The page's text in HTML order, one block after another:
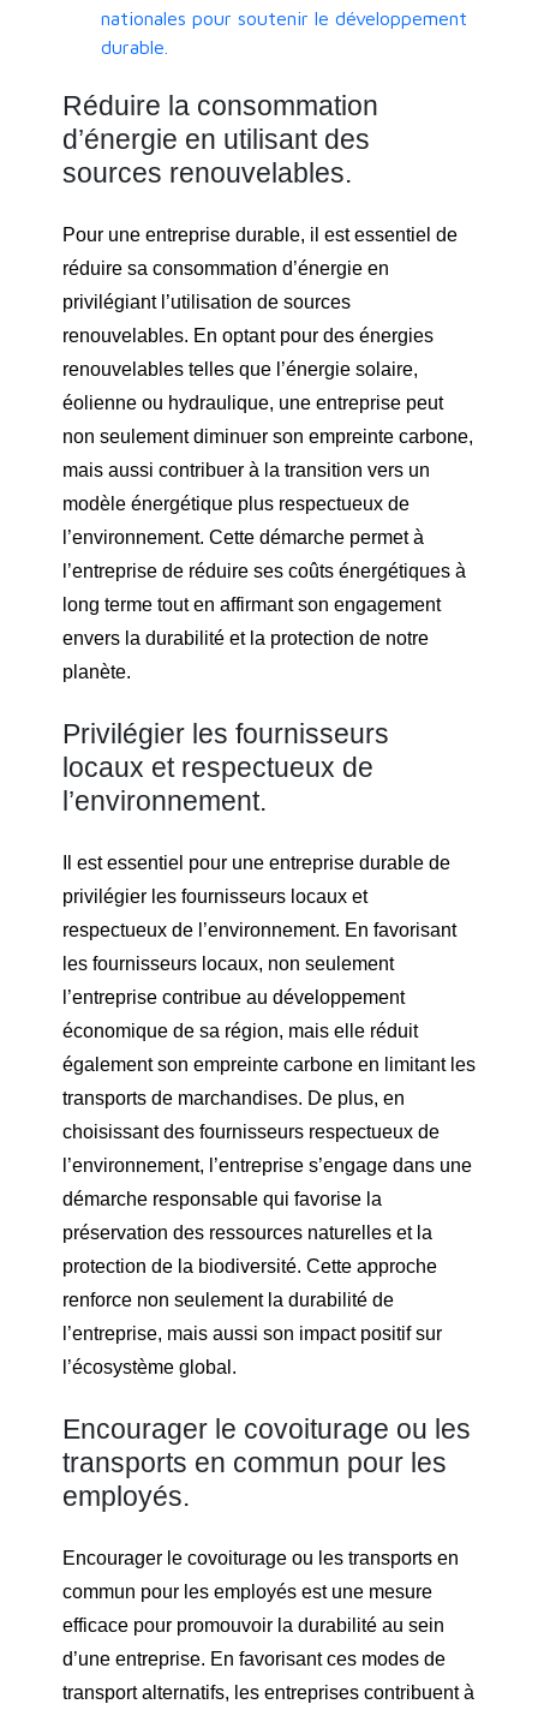
nationales pour soutenir le développement
durable.
Réduire la consommation
d’énergie en utilisant des
sources renouvelables.
Pour une entreprise durable, il est essentiel de
réduire sa consommation d’énergie en
privilégiant l’utilisation de sources
renouvelables. En optant pour des énergies
renouvelables telles que l’énergie solaire,
éolienne ou hydraulique, une entreprise peut
non seulement diminuer son empreinte carbone,
mais aussi contribuer à la transition vers un
modèle énergétique plus respectueux de
l’environnement. Cette démarche permet à
l’entreprise de réduire ses coûts énergétiques à
long terme tout en affirmant son engagement
envers la durabilité et la protection de notre
planète.
Privilégier les fournisseurs
locaux et respectueux de
l’environnement.
Il est essentiel pour une entreprise durable de
privilégier les fournisseurs locaux et
respectueux de l’environnement. En favorisant
les fournisseurs locaux, non seulement
l’entreprise contribue au développement
économique de sa région, mais elle réduit
également son empreinte carbone en limitant les
transports de marchandises. De plus, en
choisissant des fournisseurs respectueux de
l’environnement, l’entreprise s’engage dans une
démarche responsable qui favorise la
préservation des ressources naturelles et la
protection de la biodiversité. Cette approche
renforce non seulement la durabilité de
l’entreprise, mais aussi son impact positif sur
l’écosystème global.
Encourager le covoiturage ou les
transports en commun pour les
employés.
Encourager le covoiturage ou les transports en
commun pour les employés est une mesure
efficace pour promouvoir la durabilité au sein
d’une entreprise. En favorisant ces modes de
transport alternatifs, les entreprises contribuent à